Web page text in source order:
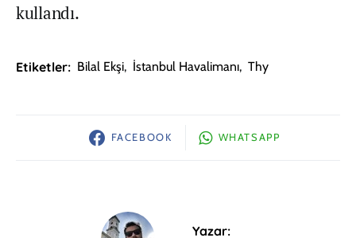
kullandı.
Etiketler: Bilal Ekşi, İstanbul Havalimanı, Thy
FACEBOOK WHATSAPP
Yazar: